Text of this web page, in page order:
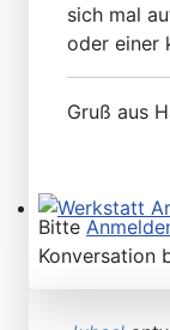
Werkstatt
sich mal
oder einer
Gruß aus
Bitte
Konversation